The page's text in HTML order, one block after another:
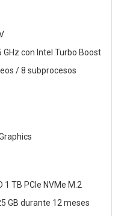
con Intel Turbo Boost
/ 8 subprocesos
TB PCIe NVMe M.2
GB durante 12 meses